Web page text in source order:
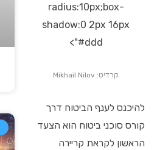
radius:10px;box-
shadow:0 2px 16px
#ddd">
קרדיט: Mikhail Nilov
להיכנס לענף הביטוח דרך
קורס סוכני ביטוח הוא הצעד
הראשון לקראת קריירה